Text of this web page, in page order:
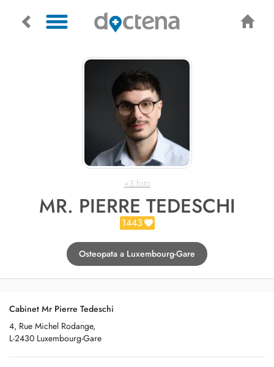
+3 foto
MR. PIERRE TEDESCHI
1443
Osteopata a Luxembourg-Gare
Cabinet Mr Pierre Tedeschi
4, Rue Michel Rodange,
L-2430 Luxembourg-Gare